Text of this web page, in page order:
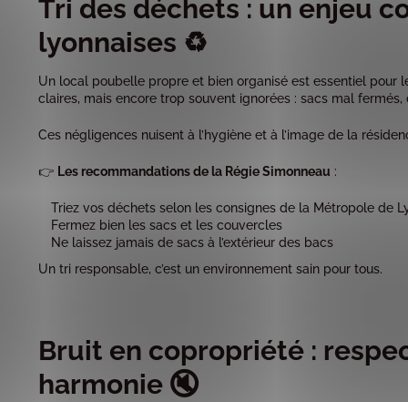
Tri des déchets : un enjeu
lyonnaises ♻️
Un local poubelle propre et bien organisé est essentiel pour
claires, mais encore trop souvent ignorées : sacs mal
Ces négligences nuisent à l’hygiène et à l’image de la
👉 Les recommandations de la Régie Simonneau :
Triez vos déchets selon les consignes de la Métropole de
Fermez bien les sacs et les couvercles
Ne laissez jamais de sacs à l’extérieur des bacs
Un tri responsable, c’est un environnement sain pour tous.
Bruit en copropriété :
harmonie 🔇